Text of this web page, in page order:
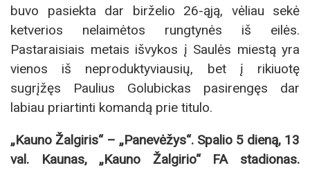
buvo pasiekta dar birželio 26-ąją, vėliau sekė
ketverios nelaimėtos rungtynės iš eilės.
Pastaraisiais metais išvykos į Saulės miestą yra
vienos iš neproduktyviausių, bet į rikiuotę
sugrįžęs Paulius Golubickas pasirengęs dar
labiau priartinti komandą prie titulo.
„Kauno Žalgiris“ – „Panevėžys“. Spalio 5 dieną, 13
val. Kaunas, „Kauno Žalgirio“ FA stadionas.